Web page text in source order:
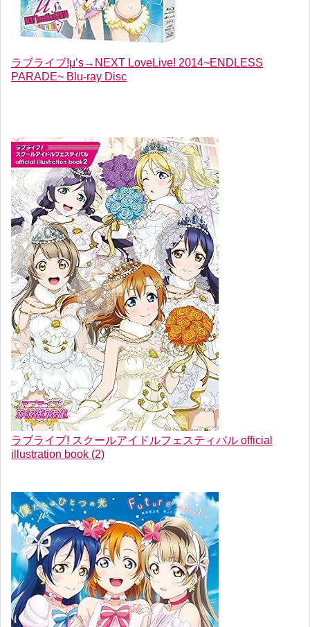
ラブライブ!μ’s→NEXT LoveLive! 2014~ENDLESS
PARADE~ Blu-ray Disc
ラブライブ! スクールアイドルフェスティバル official
illustration book (2)